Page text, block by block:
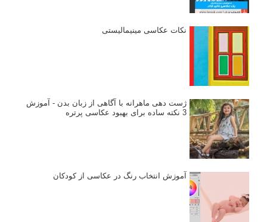
نکات عکاسی مینیمالیستی
ژست دهی ماهرانه با آگاهی از زبان بدن - آموزش
3 نکته ساده برای بهبود عکاسی پرتره
آموزش انتخاب رنگ در عکاسی از کودکان